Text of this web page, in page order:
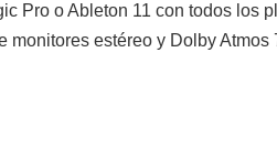
Pro o Ableton 11 con todos los
monitores estéreo y Dolby Atmos